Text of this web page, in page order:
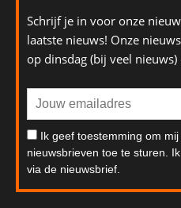
Schrijf je in voor onze
laatste nieuws! Onze
op dinsdag (bij veel
Ik geef toestemming om mij
nieuwsbrieven toe te sturen.
via de nieuwsbrief.